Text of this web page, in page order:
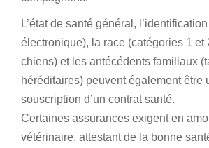
L’état de santé général,
électronique), la race (catégories 1 et
chiens) et les antécédents familiaux
héréditaires) peuvent également être
souscription d’un contrat santé.
Certaines assurances exigent en
vétérinaire, attestant de la bonne